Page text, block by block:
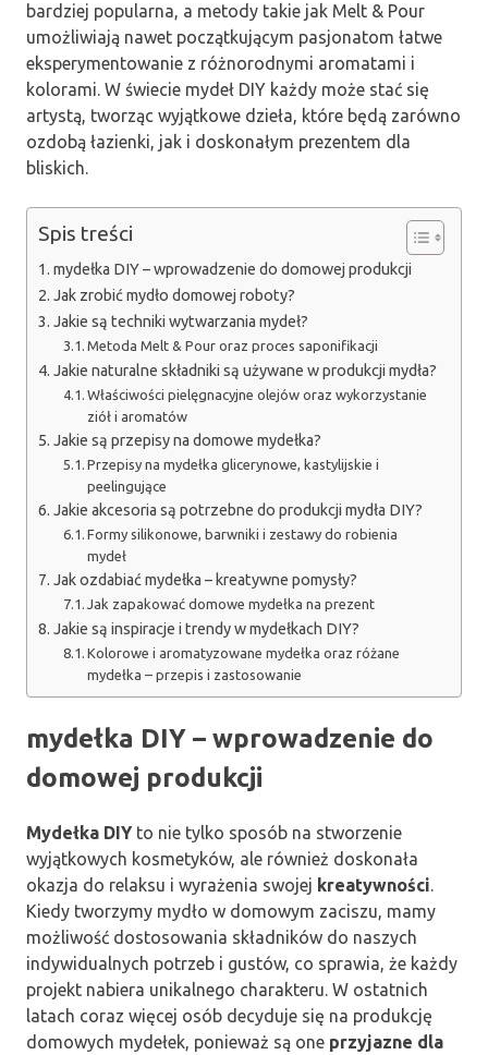
bardziej popularna, a metody takie jak Melt & Pour
umożliwiają nawet początkującym pasjonatom łatwe
eksperymentowanie z różnorodnymi aromatami i
kolorami. W świecie mydeł DIY każdy może stać się
artystą, tworząc wyjątkowe dzieła, które będą zarówno
ozdobą łazienki, jak i doskonałym prezentem dla
bliskich.
Spis treści
mydełka DIY – wprowadzenie do domowej produkcji
Jak zrobić mydło domowej roboty?
Jakie są techniki wytwarzania mydeł?
Metoda Melt & Pour oraz proces saponifikacji
Jakie naturalne składniki są używane w produkcji mydła?
Właściwości pielęgnacyjne olejów oraz wykorzystanie
ziół i aromatów
Jakie są przepisy na domowe mydełka?
Przepisy na mydełka glicerynowe, kastylijskie i
peelingujące
Jakie akcesoria są potrzebne do produkcji mydła DIY?
Formy silikonowe, barwniki i zestawy do robienia
mydeł
Jak ozdabiać mydełka – kreatywne pomysły?
Jak zapakować domowe mydełka na prezent
Jakie są inspiracje i trendy w mydełkach DIY?
Kolorowe i aromatyzowane mydełka oraz różane
mydełka – przepis i zastosowanie
mydełka DIY – wprowadzenie do
domowej produkcji
Mydełka DIYto nie tylko sposób na stworzenie
wyjątkowych kosmetyków, ale również doskonała
okazja do relaksu i wyrażenia swojej kreatywności.
Kiedy tworzymy mydło w domowym zaciszu, mamy
możliwość dostosowania składników do naszych
indywidualnych potrzeb i gustów, co sprawia, że każdy
projekt nabiera unikalnego charakteru. W ostatnich
latach coraz więcej osób decyduje się na produkcję
domowych mydełek, ponieważ są one przyjazne dla